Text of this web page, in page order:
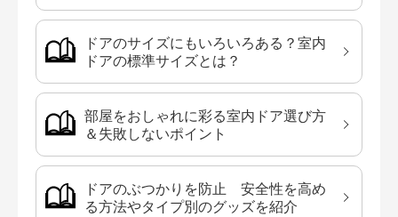
ドアのサイズにもいろいろある？室内
ドアの標準サイズとは？
部屋をおしゃれに彩る室内ドア選び方
＆失敗しないポイント
ドアのぶつかりを防止 安全性を高め
る方法やタイプ別のグッズを紹介